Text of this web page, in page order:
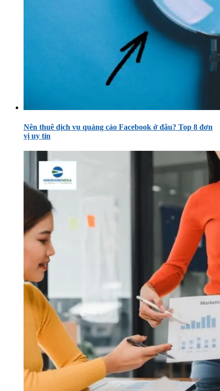
Nên thuê dịch vụ quảng cáo Facebook ở đâu? Top 8 đơn
vị uy tín